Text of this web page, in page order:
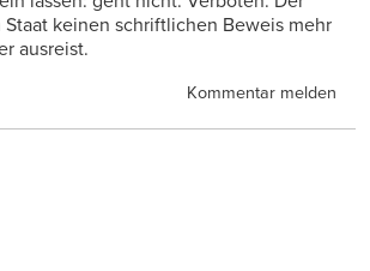
Staat keinen schriftlichen Beweis mehr
ausreist.
Kommentar melden